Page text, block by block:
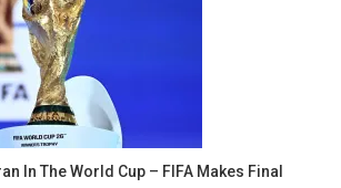
In The World Cup – FIFA Makes Final